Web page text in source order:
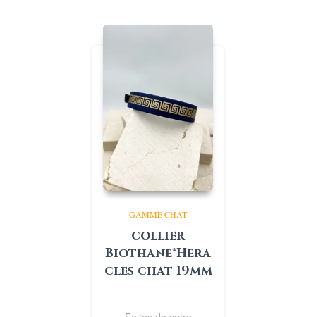
GAMME CHAT
collier
Biothane®Hera
cles chat 19mm